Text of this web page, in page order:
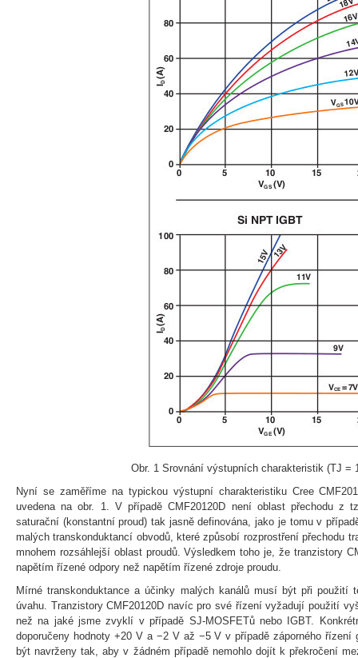
Obr. 1 Srovnání výstupních charakteristik (TJ =
Nyní se zaměříme na typickou výstupní charakteristiku Cree
uvedena na obr. 1. V případě CMF20120D není oblast přechodu z
saturační (konstantní proud) tak jasně definována, jako je tomu v
malých transkonduktancí obvodů, které způsobí rozprostření přechodu
mnohem rozsáhlejší oblast proudů. Výsledkem toho je, že tranzistory
napětím řízené odpory než napětím řízené zdroje proudu.
Mírné transkonduktance a účinky malých kanálů musí být při použití
úvahu. Tranzistory CMF20120D navíc pro své řízení vyžadují použití
než na jaké jsme zvyklí v případě SJ-MOSFETů nebo IGBT.
doporučeny hodnoty +20 V a −2 V až −5 V v případě záporného
být navrženy tak, aby v žádném případě nemohlo dojít k překročení